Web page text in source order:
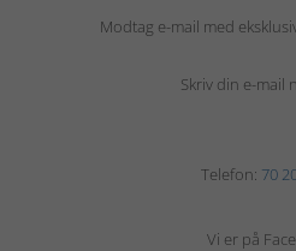
Modtag e-mail med
Skriv din e-mail
Telefon: 70
Vi er på